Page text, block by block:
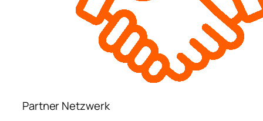
Partner Netzwerk